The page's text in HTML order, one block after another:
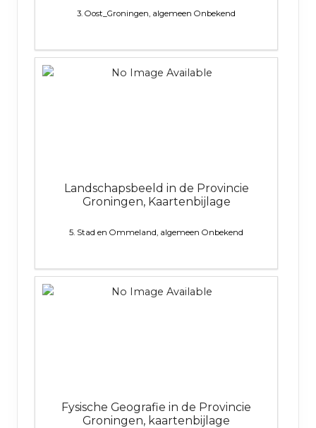
3. Oost_Groningen, algemeen Onbekend
Landschapsbeeld in de Provincie
Groningen, Kaartenbijlage
5. Stad en Ommeland, algemeen Onbekend
Fysische Geografie in de Provincie
Groningen, kaartenbijlage